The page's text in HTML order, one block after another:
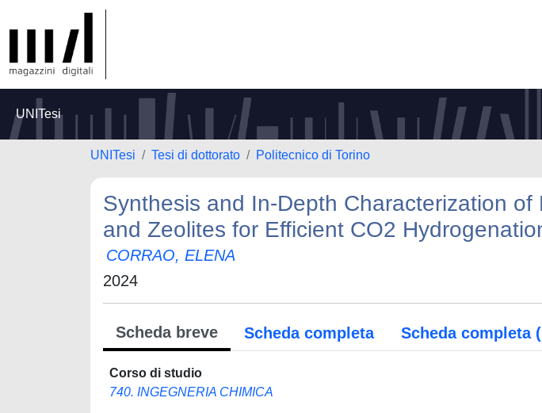
UNITesi
UNITesi Tesi di dottorato Politecnico di Torino
Synthesis and In-Depth Characterization of
and Zeolites for Efficient CO2
CORRAO, ELENA
2024
Scheda breve Scheda completa Scheda completa
Corso di studio
740. INGEGNERIA CHIMICA